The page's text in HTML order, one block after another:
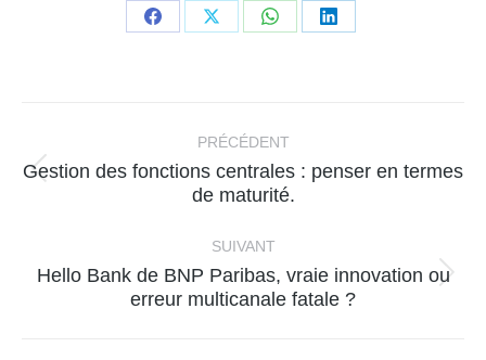
PartagerPartagerPartagerPartager
PRÉCÉDENT
Article
précédent
Gestion des fonctions centrales : penser en termes
de maturité.
SUIVANT
Article
suivant
Hello Bank de BNP Paribas, vraie innovation ou
erreur multicanale fatale ?